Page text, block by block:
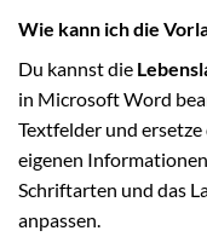
Wie kann ich die
Du kannst die
in Microsoft Word
Textfelder und
eigenen
Schriftarten und das
anpassen.